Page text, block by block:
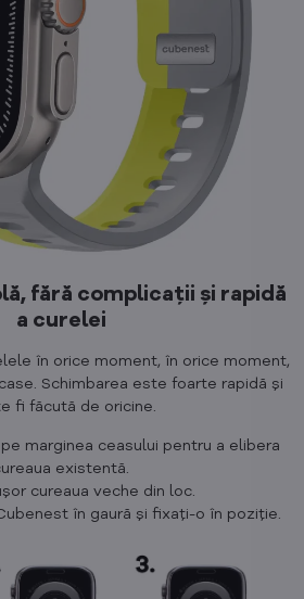
fără complicații și rapidă
a curelei
în orice moment, în orice moment,
Schimbarea este foarte rapidă și
fi făcută de oricine.
marginea ceasului pentru a elibera
existentă.
cureaua veche din loc.
în gaură și fixați-o în poziție.